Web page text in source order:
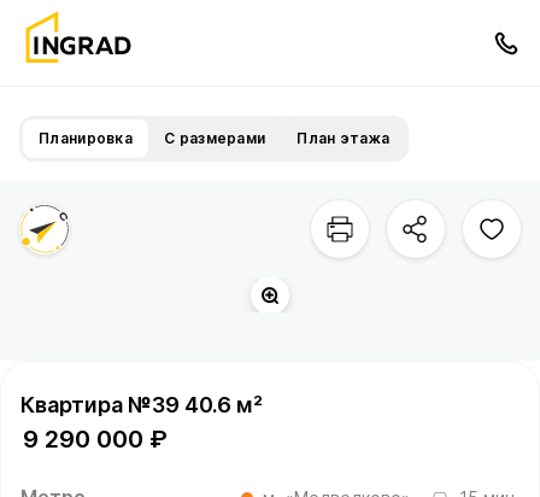
Планировка С размерами План этажа
Квартира №39 40.6 м²
9 290 000 ₽